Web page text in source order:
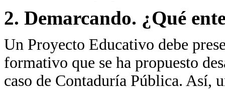
2. Demarcando. ¿Qué
Un Proyecto Educativo debe
formativo que se ha propuesto
caso de Contaduría Pública. Así,